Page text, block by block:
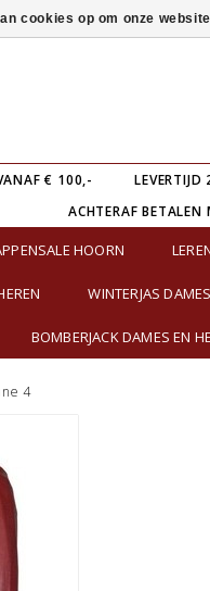
€ 100,-
ACHTERAF BETALEN
HOORN
WINTERJAS
BOMBERJACK DAMES EN
4
cookies op om onze